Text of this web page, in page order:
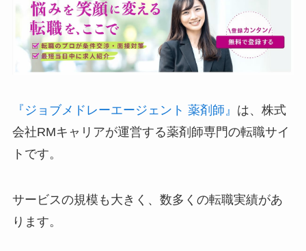
『ジョブメドレーエージェント 薬剤師』 は、株式
会社RMキャリアが運営する薬剤師専門の転職サイ
トです。
サービスの規模も大きく、数多くの転職実績があ
ります。